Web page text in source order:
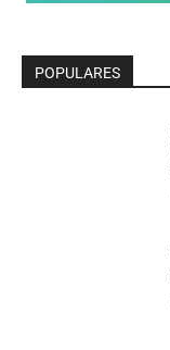
POPULARES